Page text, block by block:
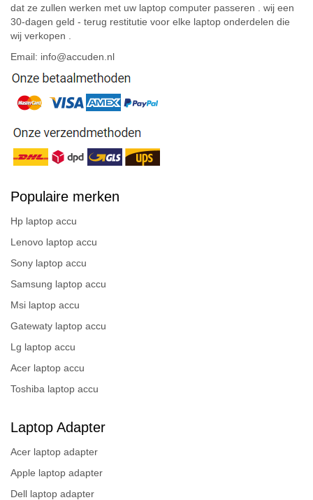
dat ze zullen werken met uw laptop computer passeren . wij een
30-dagen geld - terug restitutie voor elke laptop onderdelen die
wij verkopen .
Email: info@accuden.nl
Populaire merken
Hp laptop accu
Lenovo laptop accu
Sony laptop accu
Samsung laptop accu
Msi laptop accu
Gatewaty laptop accu
Lg laptop accu
Acer laptop accu
Toshiba laptop accu
Laptop Adapter
Acer laptop adapter
Apple laptop adapter
Dell laptop adapter